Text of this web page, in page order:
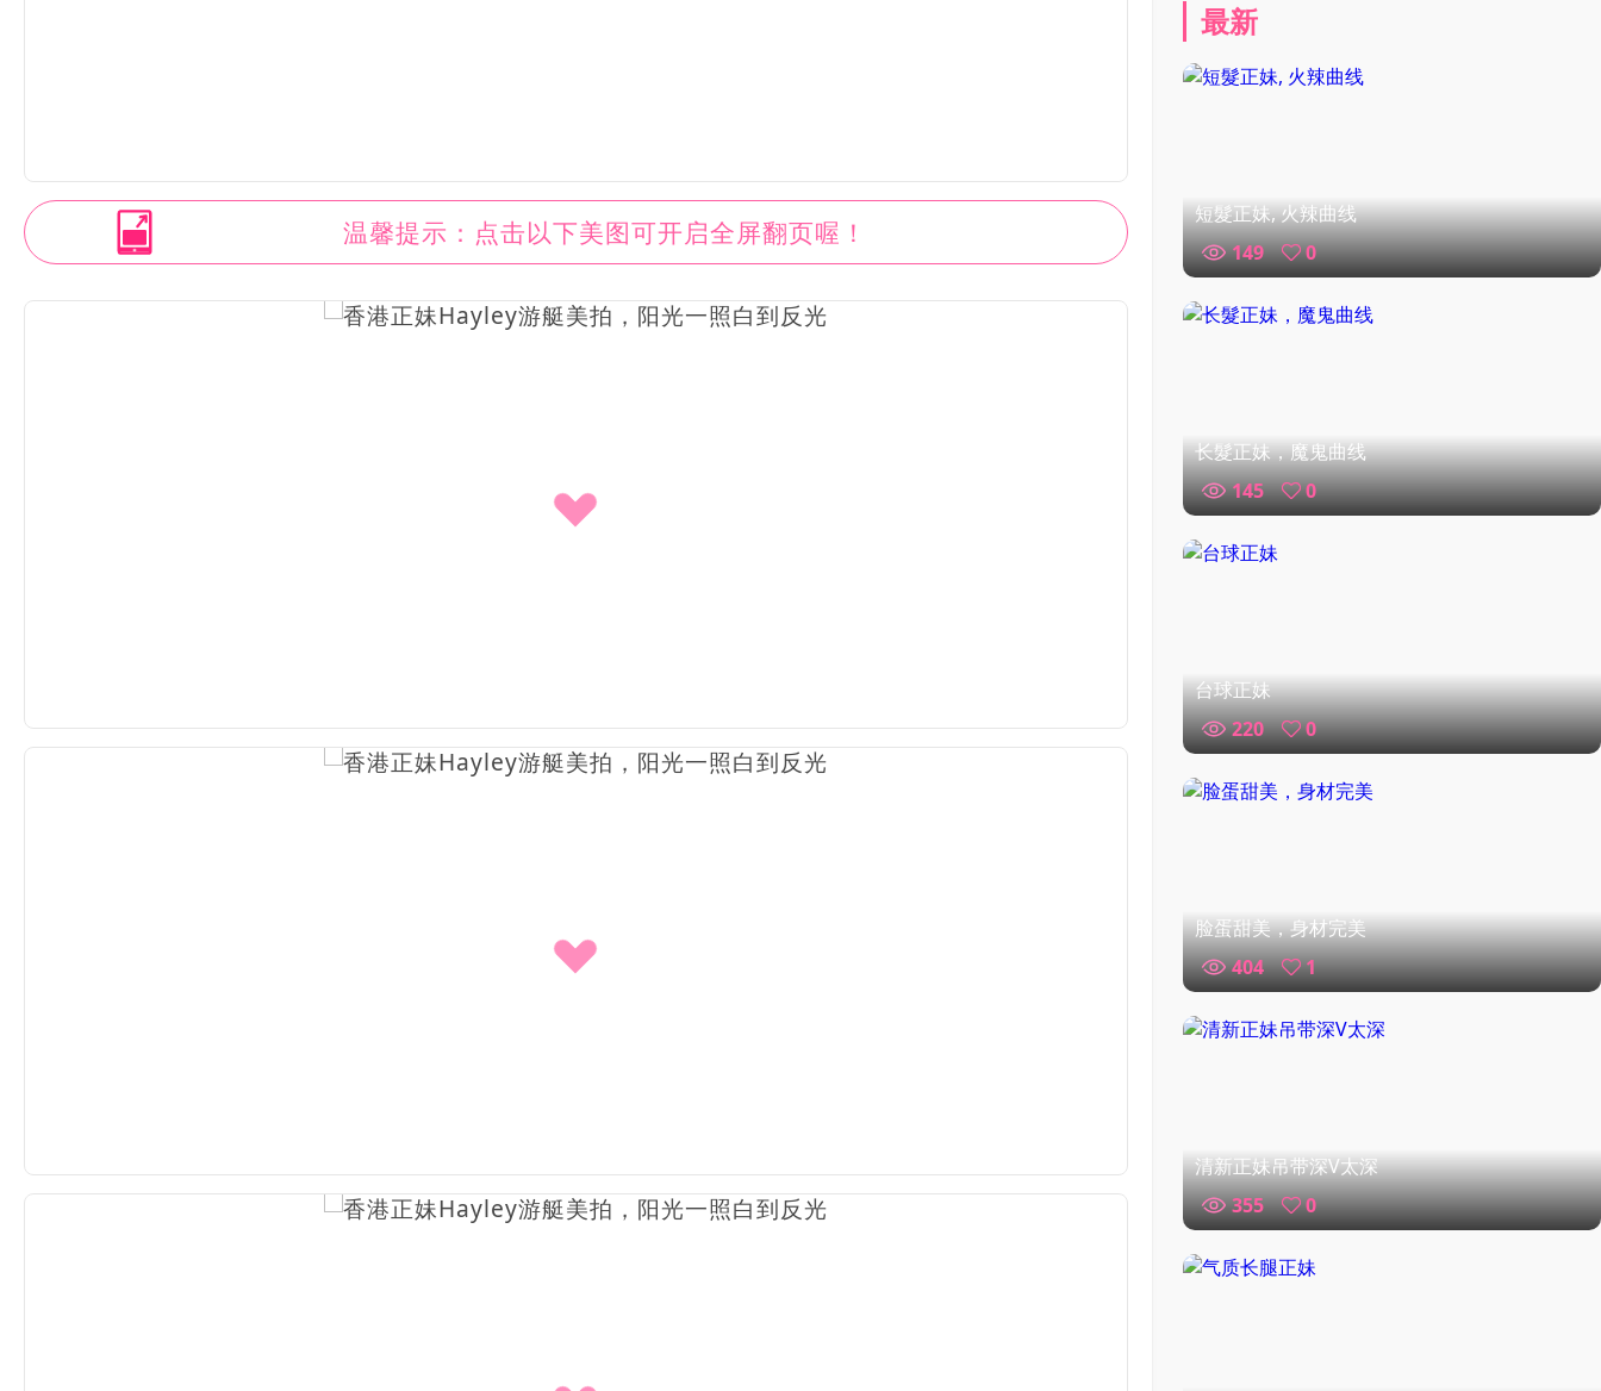
温馨提示：点击以下美图可开启全屏翻页喔！
最新
短髮正妹, 火辣曲线
149
0
长髮正妹，魔鬼曲线
145
0
台球正妹
220
0
脸蛋甜美，身材完美
404
1
清新正妹吊带深V太深
355
0